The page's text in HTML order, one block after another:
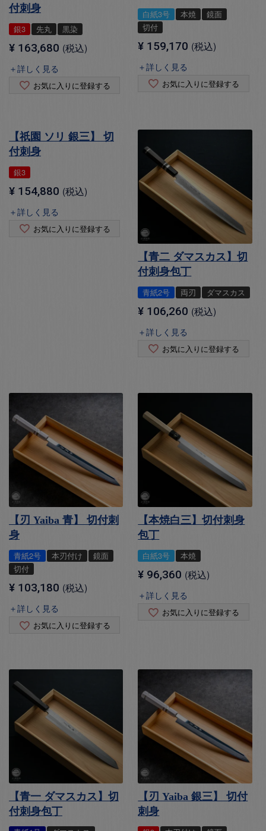
付刺身
銀3 先丸 黒染
¥ 163,680 税込
＋詳しく見る
お気に入りに登録する
白紙3号 本焼
鏡面
切付
¥ 159,170 税込
＋詳しく見る
お気に入りに登録する
【祇園 ソリ 銀三】 切
付刺身
銀3
¥ 154,880 税込
＋詳しく見る
お気に入りに登録する
【青二 ダマスカス】切
付刺身包丁
青紙2号 両刃 ダマスカス
¥ 106,260 税込
＋詳しく見る
お気に入りに登録する
【刃 Yaiba 青】 切付刺
身
青紙2号 本刃付け
鏡面
切付
¥ 103,180 税込
＋詳しく見る
お気に入りに登録する
【本焼白三】切付刺身
包丁
白紙3号 本焼
¥ 96,360 税込
＋詳しく見る
お気に入りに登録する
【青一 ダマスカス】切
付刺身包丁
【刃 Yaiba 銀三】 切付
刺身